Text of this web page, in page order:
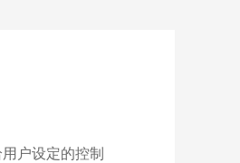
户设定的控制